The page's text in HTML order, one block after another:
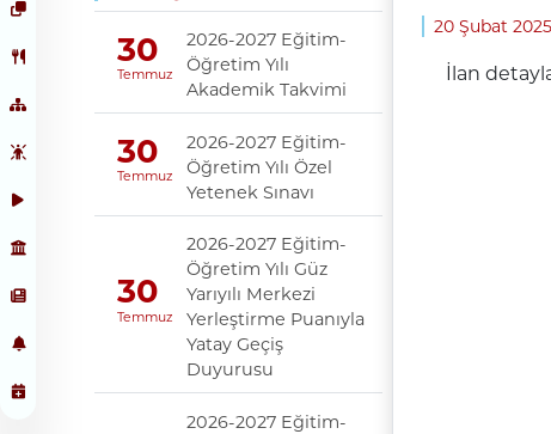
30
Temmuz
2026-2027 Eğitim-
Öğretim Yılı
Akademik Takvimi
30
Temmuz
2026-2027 Eğitim-
Öğretim Yılı Özel
Yetenek Sınavı
30
Temmuz
2026-2027 Eğitim-
Öğretim Yılı Güz
Yarıyılı Merkezi
Yerleştirme Puanıyla
Yatay Geçiş
Duyurusu
2026-2027 Eğitim-
20 Şubat
İlan